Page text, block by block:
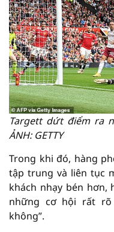
Targett dứt điểm ra
ẢNH: GETTY
Trong khi đó, hàng
tập trung và liên tục
khách nhạy bén
những cơ hội rất rõ
không”.